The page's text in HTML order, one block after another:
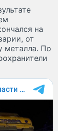
на
от
металла. По